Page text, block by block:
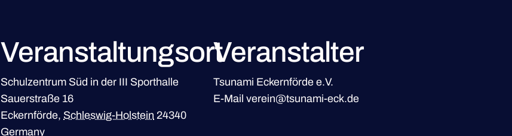
Veranstaltungsort
Schulzentrum Süd in der III Sporthalle
Sauerstraße 16
Eckernförde, Schleswig-Holstein 24340
Germany
Veranstalter
Tsunami Eckernförde e.V.
E-Mail verein@tsunami-eck.de